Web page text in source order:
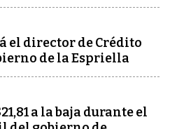
el director de Crédito
de la Espriella
a la baja durante el